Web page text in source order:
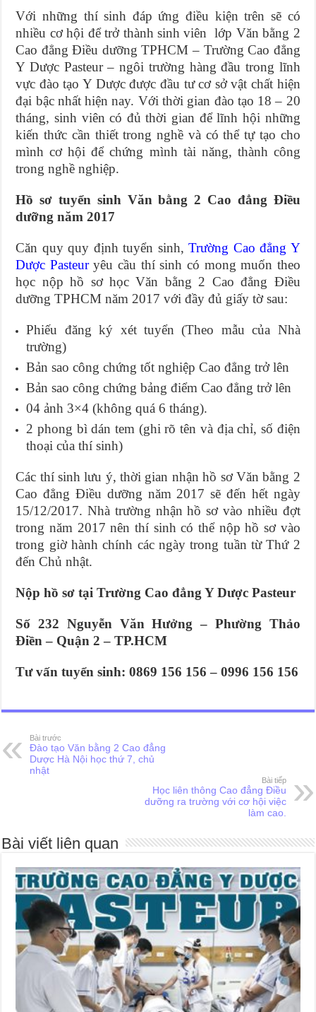
Với những thí sinh đáp ứng điều kiện trên sẽ có
nhiều cơ hội để trở thành sinh viên lớp Văn bằng 2
Cao đẳng Điều dưỡng TPHCM – Trường Cao đẳng
Y Dược Pasteur – ngôi trường hàng đầu trong lĩnh
vực đào tạo Y Dược được đầu tư cơ sở vật chất hiện
đại bậc nhất hiện nay. Với thời gian đào tạo 18 – 20
tháng, sinh viên có đủ thời gian để lĩnh hội những
kiến thức cần thiết trong nghề và có thể tự tạo cho
mình cơ hội để chứng mình tài năng, thành công
trong nghề nghiệp.
Hồ sơ tuyển sinh Văn bằng 2 Cao đẳng Điều
dưỡng năm 2017
Căn quy quy định tuyển sinh,Trường Cao đẳng Y
Dược Pasteuryêu cầu thí sinh có mong muốn theo
học nộp hồ sơ học Văn bằng 2 Cao đẳng Điều
dưỡng TPHCM năm 2017 với đầy đủ giấy tờ sau:
Phiếu đăng ký xét tuyển (Theo mẫu của Nhà
trường)
Bản sao công chứng tốt nghiệp Cao đẳng trở lên
Bản sao công chứng bảng điểm Cao đẳng trở lên
04 ảnh 3×4 (không quá 6 tháng).
2 phong bì dán tem (ghi rõ tên và địa chỉ, số điện
thoại của thí sinh)
Các thí sinh lưu ý, thời gian nhận hồ sơ Văn bằng 2
Cao đẳng Điều dưỡng năm 2017 sẽ đến hết ngày
15/12/2017. Nhà trường nhận hồ sơ vào nhiều đợt
trong năm 2017 nên thí sinh có thể nộp hồ sơ vào
trong giờ hành chính các ngày trong tuần từ Thứ 2
đến Chủ nhật.
Nộp hồ sơ tại Trường Cao đẳng Y Dược Pasteur
Số 232 Nguyễn Văn Hưởng – Phường Thảo
Điền – Quận 2 – TP.HCM
Tư vấn tuyển sinh: 0869 156 156 – 0996 156 156
Bài trước
Đào tạo Văn bằng 2 Cao đẳng
Dược Hà Nội học thứ 7, chủ
nhật
Bài tiếp
Học liên thông Cao đẳng Điều
dưỡng ra trường với cơ hội việc
làm cao.
Bài viết liên quan